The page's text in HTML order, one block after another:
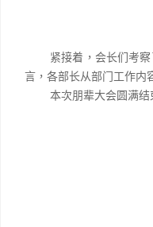
紧接着，会长们考
言，各部长从部门工作内
本次朋辈大会圆满